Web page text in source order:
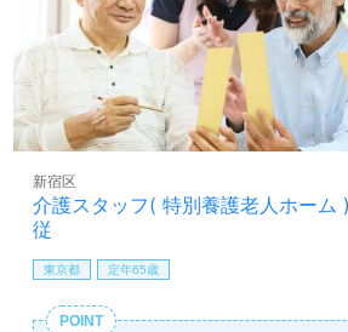
介護スタッフ( 特別養護老人ホー
従
新宿区
東京都 定年65歳
POINT